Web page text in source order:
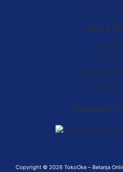
Privacy
Help &
Delivery
Payment
Purchase
Customer
Payment &
Copyright © 2026 TokoOke – Belanja